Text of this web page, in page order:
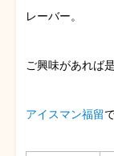
レーバー。
ご興味があれば
アイスマン福留